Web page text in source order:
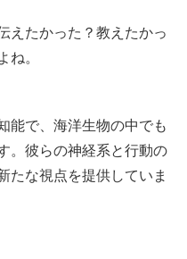
えたかった？教えたかっ
ね。
能で、海洋生物の中でも
。彼らの神経系と行動の
たな視点を提供していま